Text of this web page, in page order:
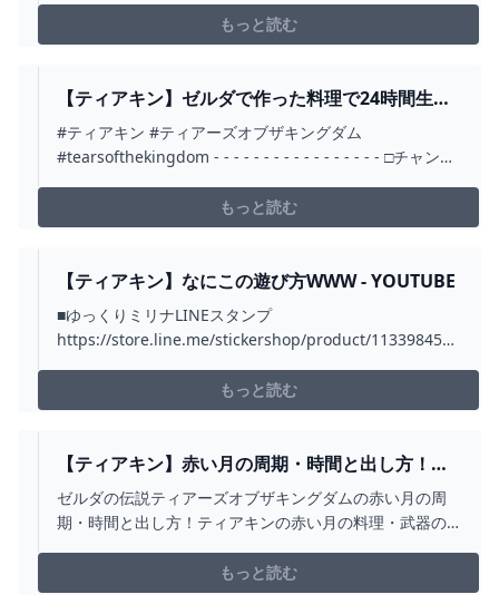
もっと読む
【ティアキン】ゼルダで作った料理で24時間生活
したら、最高に地獄の始まりになったＷＷＷ【ゼ
ルダの伝説 ティアーズ オブ ザ キングダム】 -
#ティアキン #ティアーズオブザキングダム
#tearsofthekingdom - - - - - - - - - - - - - - - - - □チャンネ
もっと読む
【ティアキン】なにこの遊び方WWW - YOUTUBE
■ゆっくりミリナLINEスタンプ
https://store.line.me/stickershop/product/11339845■
https://note.com/shihaininmil/n/n20e3638...
もっと読む
【ティアキン】赤い月の周期・時間と出し方！料
理と武器の復活頻度 - ゼルダ攻略WIKIティアキン
まとめ速報
ゼルダの伝説ティアーズオブザキングダムの赤い月の周
期・時間と出し方！ティアキンの赤い月の料理・武器の
もっと読む